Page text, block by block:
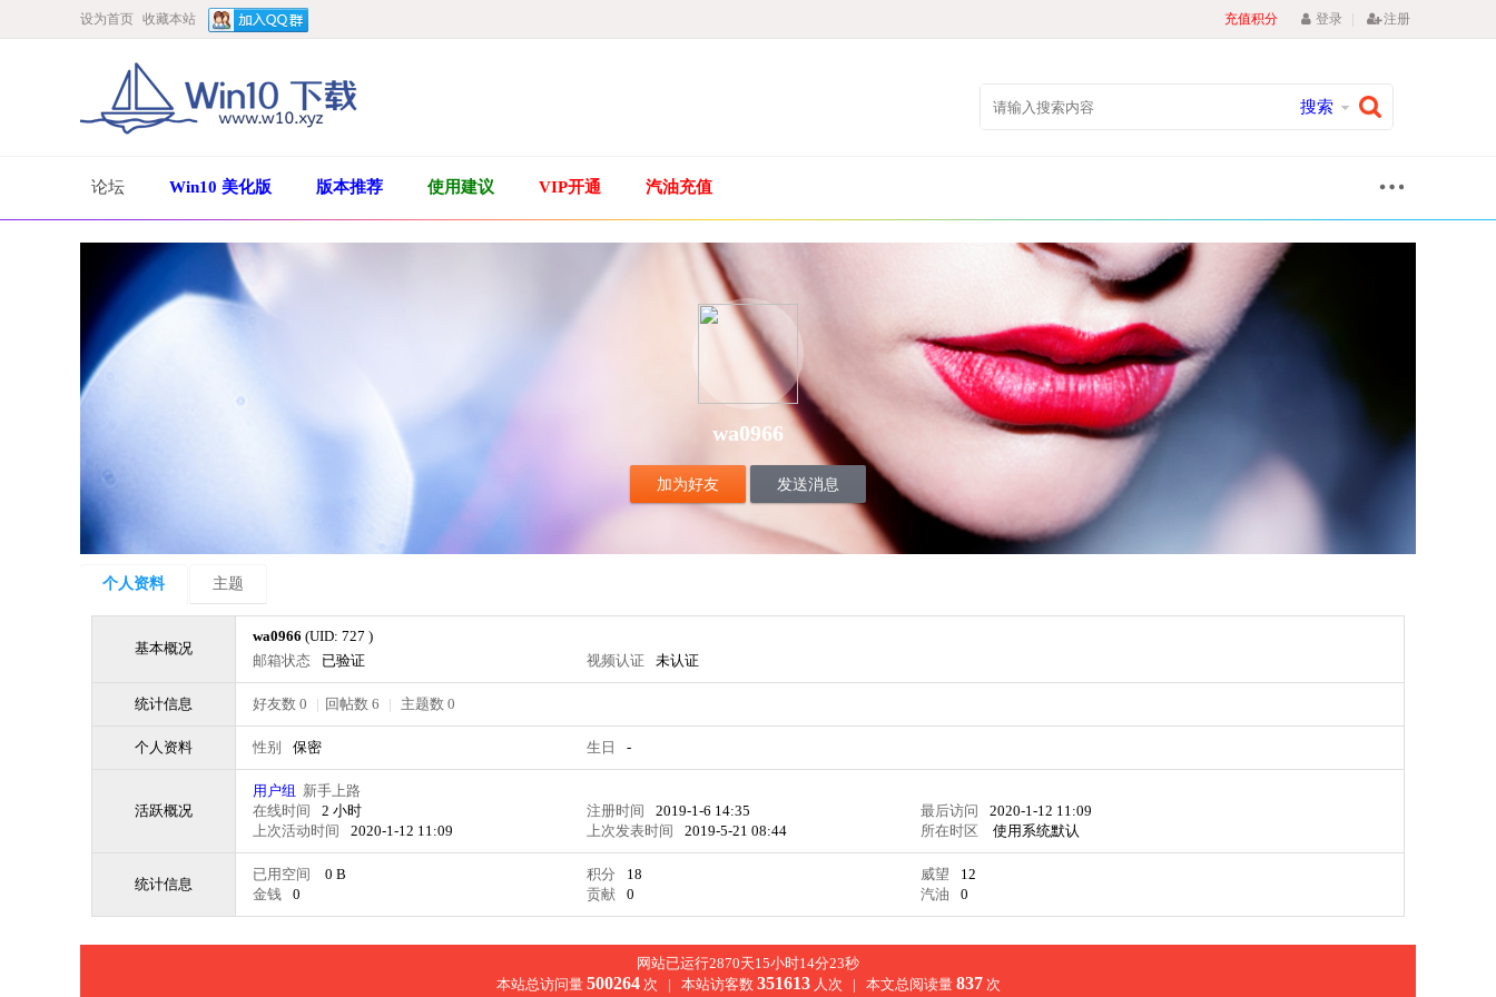
设为首页 收藏本站 充值积分 登录 | 注册
搜索
论坛 Win10 美化版 版本推荐 使用建议 VIP开通 汽油充值
wa0966
加为好友 发送消息
个人资料 主题
基本概况
wa0966 (UID: 727 )
邮箱状态
已验证 视频认证 未认证
统计信息 好友数 0 | 回帖数 6 | 主题数 0
个人资料 性别 保密 生日 -
活跃概况
用户组 新手上路
在线时间
2 小时 注册时间 2019-1-6 14:35 最后访问
2020-1-12 11:09
上次活动时间
2020-1-12 11:09 上次发表时间 2019-5-21 08:44 所在时区 使用系统默认
统计信息
已用空间 0 B 积分 18 威望
12
金钱
0 贡献 0 汽油 0
网站已运行2870天15小时14分24秒
本站总访问量 500264次 | 本站访客数 351613人次 | 本文总阅读量 837次